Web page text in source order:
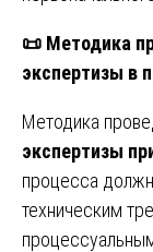
📜 Методика
экспертизы в
Методика
экспертизы
процесса
техническим